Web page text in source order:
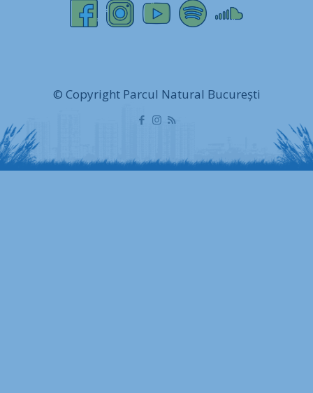
© Copyright Parcul Natural București